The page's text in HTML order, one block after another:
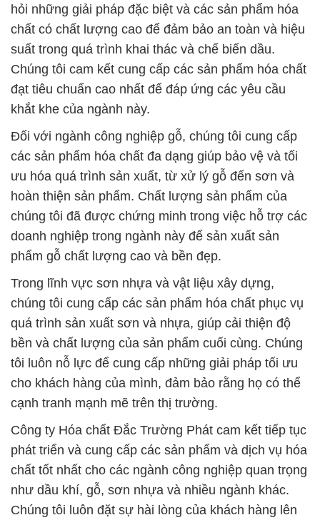
hỏi những giải pháp đặc biệt và các sản phẩm hóa
chất có chất lượng cao để đảm bảo an toàn và hiệu
suất trong quá trình khai thác và chế biến dầu.
Chúng tôi cam kết cung cấp các sản phẩm hóa chất
đạt tiêu chuẩn cao nhất để đáp ứng các yêu cầu
khắt khe của ngành này.
Đối với ngành công nghiệp gỗ, chúng tôi cung cấp
các sản phẩm hóa chất đa dạng giúp bảo vệ và tối
ưu hóa quá trình sản xuất, từ xử lý gỗ đến sơn và
hoàn thiện sản phẩm. Chất lượng sản phẩm của
chúng tôi đã được chứng minh trong việc hỗ trợ các
doanh nghiệp trong ngành này để sản xuất sản
phẩm gỗ chất lượng cao và bền đẹp.
Trong lĩnh vực sơn nhựa và vật liệu xây dựng,
chúng tôi cung cấp các sản phẩm hóa chất phục vụ
quá trình sản xuất sơn và nhựa, giúp cải thiện độ
bền và chất lượng của sản phẩm cuối cùng. Chúng
tôi luôn nỗ lực để cung cấp những giải pháp tối ưu
cho khách hàng của mình, đảm bảo rằng họ có thể
cạnh tranh mạnh mẽ trên thị trường.
Công ty Hóa chất Đắc Trường Phát cam kết tiếp tục
phát triển và cung cấp các sản phẩm và dịch vụ hóa
chất tốt nhất cho các ngành công nghiệp quan trọng
như dầu khí, gỗ, sơn nhựa và nhiều ngành khác.
Chúng tôi luôn đặt sự hài lòng của khách hàng lên